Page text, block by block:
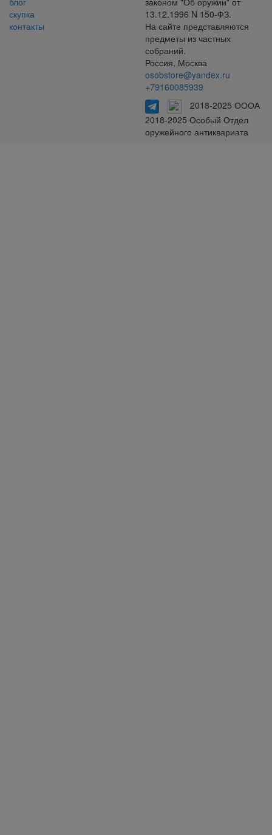
скупка
контакты
13.12.1996 N 150-ФЗ.
На сайте представляются
предметы из частных
собраний.
Россия, Москва
osobstore@yandex.ru
+79160085939
2018-2025 ОООА
2018-2025 Особый Отдел
оружейного антиквариата